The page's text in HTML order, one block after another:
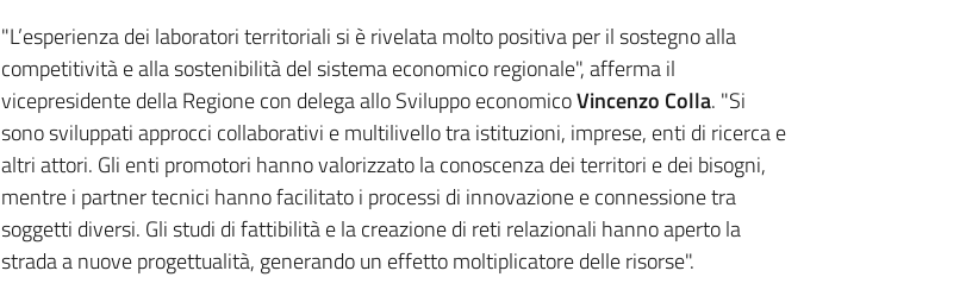
"L’esperienza dei laboratori territoriali si è rivelata molto positiva per il sostegno alla
competitività e alla sostenibilità del sistema economico regionale", afferma il
vicepresidente della Regione con delega allo Sviluppo economicoVincenzo Colla. "Si
sono sviluppati approcci collaborativi e multilivello tra istituzioni, imprese, enti di ricerca e
altri attori. Gli enti promotori hanno valorizzato la conoscenza dei territori e dei bisogni,
mentre i partner tecnici hanno facilitato i processi di innovazione e connessione tra
soggetti diversi. Gli studi di fattibilità e la creazione di reti relazionali hanno aperto la
strada a nuove progettualità, generando un effetto moltiplicatore delle risorse".